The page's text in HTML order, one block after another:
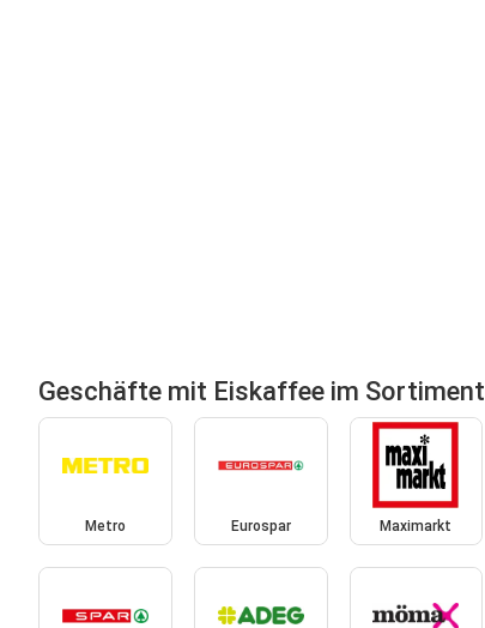
Geschäfte mit Eiskaffee im Sortiment
Metro Eurospar Maximarkt